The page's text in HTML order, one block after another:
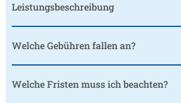
Leistungsbeschreibung
Welche Gebühren fallen an?
Welche Fristen muss ich beachten?